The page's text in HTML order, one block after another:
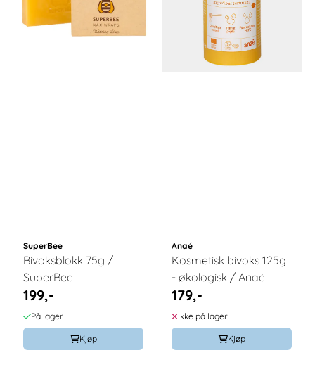
SuperBee
Bivoksblokk 75g /
SuperBee
199,-
På lager
Kjøp
Anaé
Kosmetisk bivoks 125g
- økologisk / Anaé
179,-
Ikke på lager
Kjøp